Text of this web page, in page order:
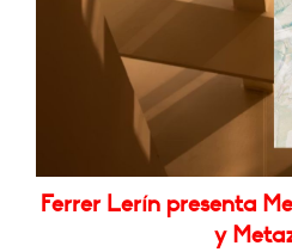
Ferrer Lerín presenta
y